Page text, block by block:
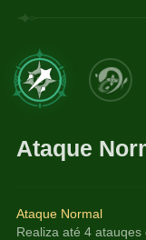
Ataque
Ataque Normal
Realiza até 4 atauqes